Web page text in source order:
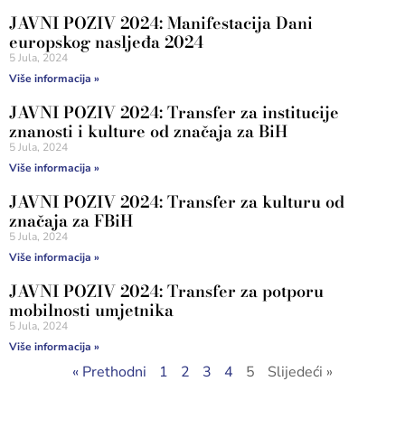
JAVNI POZIV 2024: Manifestacija Dani
europskog nasljeđa 2024
5 Jula, 2024
Više informacija »
JAVNI POZIV 2024: Transfer za institucije
znanosti i kulture od značaja za BiH
5 Jula, 2024
Više informacija »
JAVNI POZIV 2024: Transfer za kulturu od
značaja za FBiH
5 Jula, 2024
Više informacija »
JAVNI POZIV 2024: Transfer za potporu
mobilnosti umjetnika
5 Jula, 2024
Više informacija »
« Prethodni 1 2 3 4 5 Slijedeći »